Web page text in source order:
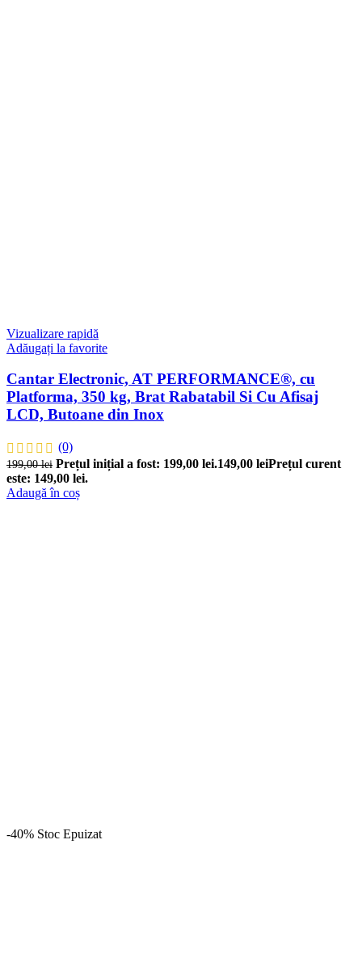
Vizualizare rapidă
Adăugați la favorite
Cantar Electronic, AT PERFORMANCE®, cu
Platforma, 350 kg, Brat Rabatabil Si Cu Afisaj
LCD, Butoane din Inox
(0)
199,00lei Prețul inițial a fost: 199,00 lei.149,00 leiPrețul curent
este: 149,00 lei.
Adaugă în coș
-40% Stoc Epuizat